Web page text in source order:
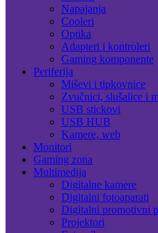
Napajanja
Cooleri
Optika
Adapteri i kontroleri
Gaming komponente
Periferija
Miševi i tipkovnice
Zvučnici, slušalice i
USB stickovi
USB HUB
Kamere, web
Monitori
Gaming zona
Multimedija
Digitalne kamere
Digitalni fotoaparati
Digitalni promotivni
Projektori